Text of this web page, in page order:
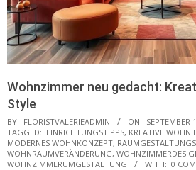
Wohnzimmer neu gedacht:
Style
BY: FLORISTVALERIEADMIN ON: SEPTEMBER
TAGGED: EINRICHTUNGSTIPPS, KREATIVE
MODERNES WOHNKONZEPT,
WOHNRAUMVERÄNDERUNG,
WOHNZIMMERUMGESTALTUNG
WITH: 0